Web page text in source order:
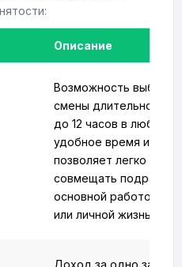
Описание
Возможность
смены
до 12 часов в любое
удобное время и
позволяет легко
совмещать
основной работой,
или личной жизнью.
Доход за одно